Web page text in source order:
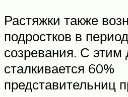
Растяжки также
подростков в
созревания. С
сталкивается 60%
представительниц